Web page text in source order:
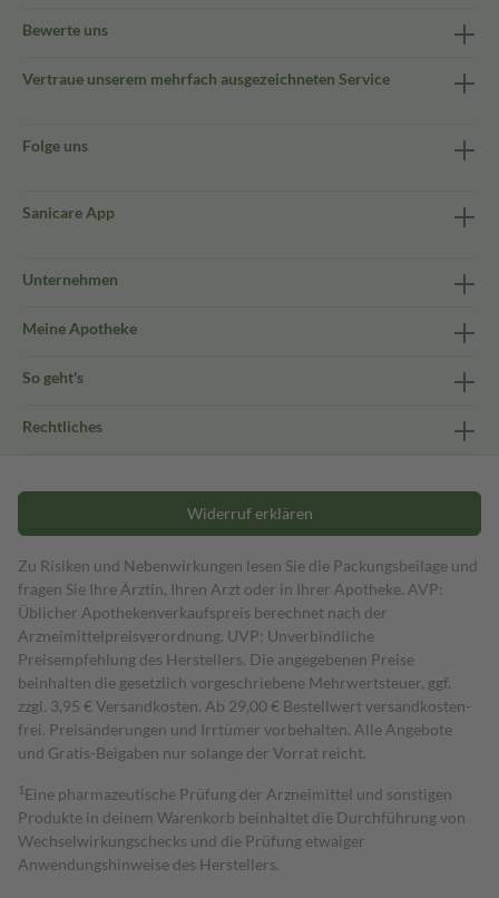
Bewerte uns
Vertraue unserem mehrfach ausgezeichneten Service
Folge uns
Sanicare App
Unternehmen
Meine Apotheke
So geht's
Rechtliches
Widerruf erklären
Zu Risiken und Nebenwirkungen lesen Sie die Packungsbeilage und
fragen Sie Ihre Ärztin, Ihren Arzt oder in Ihrer Apotheke. AVP:
Üblicher Apothekenverkaufspreis berechnet nach der
Arzneimittelpreisverordnung. UVP: Unverbindliche
Preisempfehlung des Herstellers. Die angegebenen Preise
beinhalten die gesetzlich vorgeschriebene Mehrwertsteuer, ggf.
zzgl. 3,95 € Versandkosten. Ab 29,00 € Bestell­wert versand­kosten­
frei. Preisänderungen und Irrtümer vorbehalten. Alle Angebote
und Gratis-Beigaben nur solange der Vorrat reicht.
1 Eine pharmazeutische Prüfung der Arzneimittel und sonstigen
Produkte in deinem Warenkorb beinhaltet die Durchführung von
Wechselwirkungschecks und die Prüfung etwaiger
Anwendungshinweise des Herstellers.